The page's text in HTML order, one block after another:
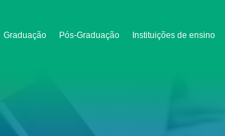
Graduação Pós-Graduação Instituições de ensino